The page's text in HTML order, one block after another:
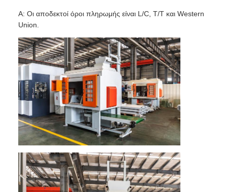
Α: Οι αποδεκτοί όροι πληρωμής είναι L/C, T/T και Western
Union.